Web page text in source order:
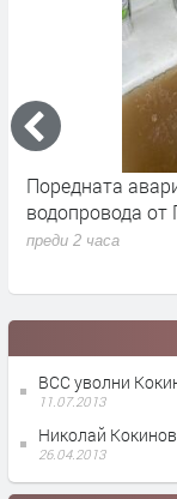
Поредната
водопровода от
преди 2 часа
ВСС уволни
11.07.2013
Николай
26.04.2013